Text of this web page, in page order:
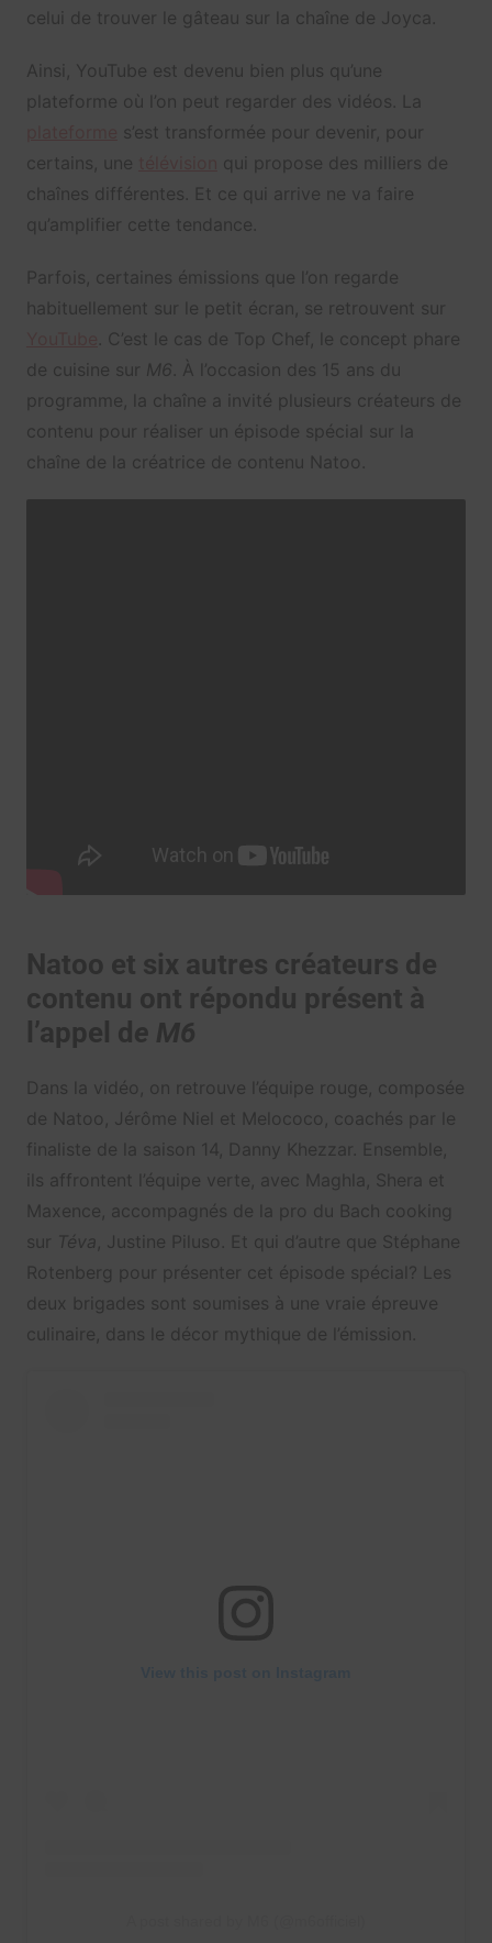
celui de trouver le gâteau sur la chaîne de Joyca.
Ainsi, YouTube est devenu bien plus qu’une
plateforme où l’on peut regarder des vidéos. La
s’est transformée pour devenir, pour
certains, une
qui propose des milliers de
chaînes différentes. Et ce qui arrive ne va faire
qu’amplifier cette tendance.
Parfois, certaines émissions que l’on regarde
habituellement sur le petit écran, se retrouvent sur
. C’est le cas de Top Chef, le concept phare
de cuisine sur M6 . À l’occasion des 15 ans du
programme, la chaîne a invité plusieurs créateurs de
contenu pour réaliser un épisode spécial sur la
chaîne de la créatrice de contenu Natoo.
Natoo et six autres créateurs de
contenu ont répondu présent à
l’appel d e M6
Dans la vidéo, on retrouve l’équipe rouge, composée
de Natoo, Jérôme Niel et Melococo, coachés par le
finaliste de la saison 14, Danny Khezzar. Ensemble,
ils affrontent l’équipe verte, avec Maghla, Shera et
Maxence, accompagnés de la pro du Bach cooking
sur
Téva, Justine Piluso. Et qui d’autre que Stéphane
Rotenberg pour présenter cet épisode spécial? Les
deux brigades sont soumises à une vraie épreuve
culinaire, dans le décor mythique de l’émission.